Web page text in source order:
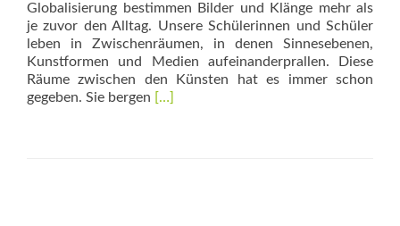
Globalisierung bestimmen Bilder und Klänge mehr als
je zuvor den Alltag. Unsere Schülerinnen und Schüler
leben in Zwischenräumen, in denen Sinnesebenen,
Kunstformen und Medien aufeinanderprallen. Diese
Räume zwischen den Künsten hat es immer schon
gegeben. Sie bergen Read
[…]